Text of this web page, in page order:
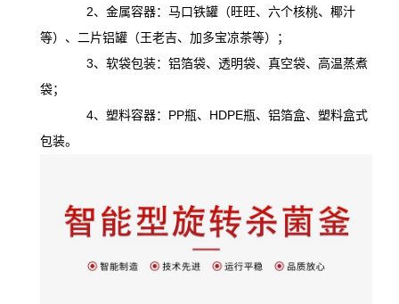
2、金属容器：马口铁罐（旺旺、六个核桃、椰汁
等）、二片铝罐（王老吉、加多宝凉茶等）；
3、软袋包装：铝箔袋、透明袋、真空袋、高温蒸煮
袋；
4、塑料容器：PP瓶、HDPE瓶、铝箔盒、塑料盒式
包装。